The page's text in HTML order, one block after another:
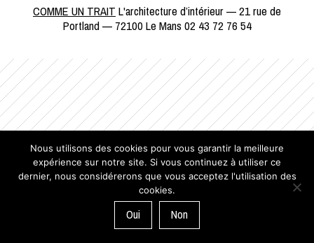
COMME UN TRAITL'architecture d’intérieur — 21 rue de
Portland — 72100 Le Mans 02 43 72 76 54
Nous utilisons des cookies pour vous garantir la meilleure
expérience sur notre site. Si vous continuez à utiliser ce
dernier, nous considérerons que vous acceptez l'utilisation des
cookies.
Oui Non